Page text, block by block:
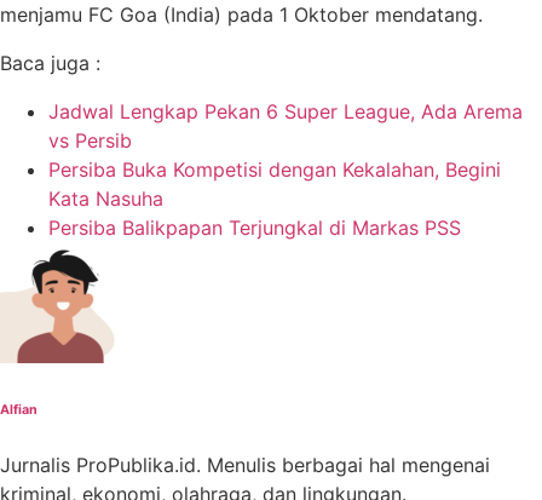
menjamu FC Goa (India) pada 1 Oktober mendatang.
Baca juga :
Jadwal Lengkap Pekan 6 Super League, Ada Arema
vs Persib
Persiba Buka Kompetisi dengan Kekalahan, Begini
Kata Nasuha
Persiba Balikpapan Terjungkal di Markas PSS
Alfian
Jurnalis ProPublika.id. Menulis berbagai hal mengenai
kriminal, ekonomi, olahraga, dan lingkungan.